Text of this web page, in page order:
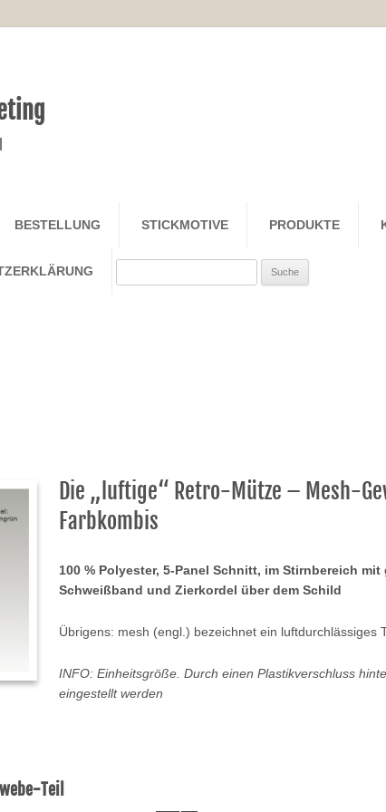
BESTELLUNG STICKMOTIVE PRODUKTE
Die „luftige“ Retro-Mütze – Mesh-
Farbkombis
100 % Polyester, 5-Panel Schnitt, im Stirnbereich
Schweißband und Zierkordel über dem Schild
Übrigens: mesh (engl.) bezeichnet ein luftdurchlässiges
INFO: Einheitsgröße. Durch einen Plastikverschluss
eingestellt werden
Teil